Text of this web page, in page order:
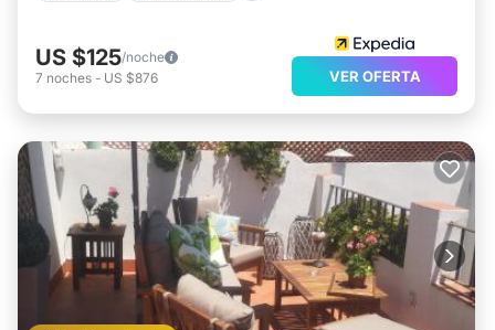
US $125/noche
7 noches - US $876 VER OFERTA